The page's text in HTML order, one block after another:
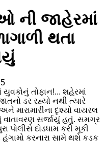
ની જાહેરમાં
થતા
યુવકોનું તોફાન!... શહેરમાં
ડર રહ્યો નથી ત્યારે
મારામારીના દૃશ્યો વાયરલ
વાતાવરણ સર્જાયું હતું. સમગ્ર
પોલીસે દોડધામ કરી મૂકી
હંગામો કરનારા સામે થશે કડક